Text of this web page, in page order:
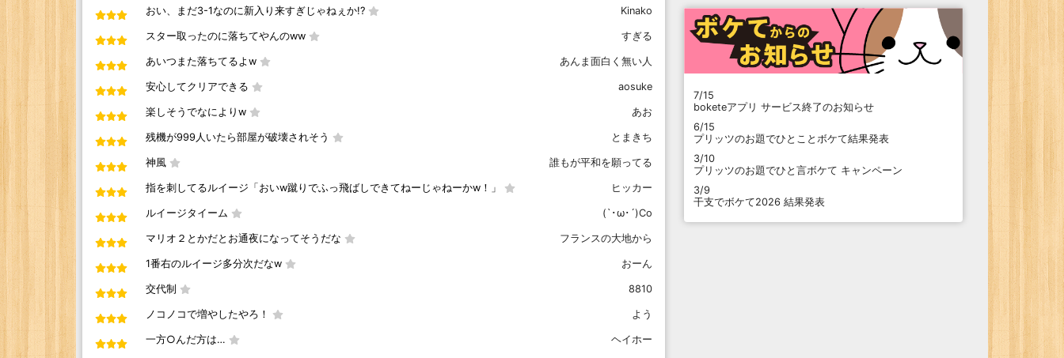
おい、まだ3-1なのに新入り来すぎじゃねぇか!? Kinako
スター取ったのに落ちてやんのww すぎる
あいつまた落ちてるよw あんま面白く無い人
安心してクリアできる aosuke
楽しそうでなによりw あお
残機が999人いたら部屋が破壊されそう とまきち
神風 誰もが平和を願ってる
指を刺してるルイージ「おいw蹴りでふっ飛ばしできてねーじゃねーかw！」 ヒッカー
ルイージタイーム (`･ω･´)Co
マリオ２とかだとお通夜になってそうだな フランスの大地から
1番右のルイージ多分次だなw おーん
交代制 8810
ノコノコで増やしたやろ！ よう
一方○んだ方は… ヘイホー
7/15
boketeアプリ サービス終了のお知らせ
6/15
プリッツのお題でひとことボケて結果発表
3/10
プリッツのお題でひと言ボケて キャンペーン
3/9
干支でボケて2026 結果発表